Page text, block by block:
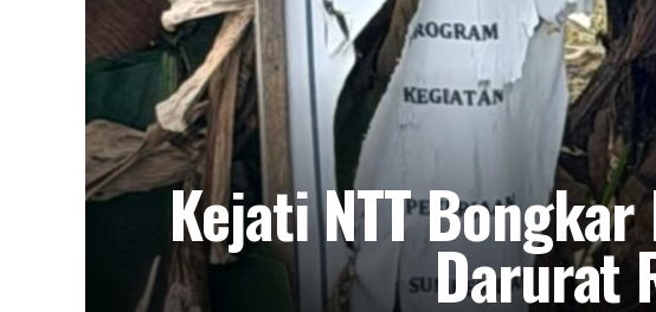
Kejati NTT
Darurat